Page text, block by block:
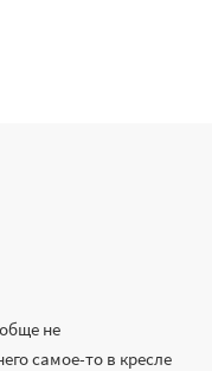
не
самое-то в кресле